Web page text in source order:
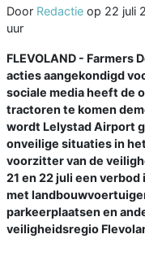
Door Redactie op 22 juli
uur
FLEVOLAND - Farmers
acties aangekondigd
sociale media heeft de
tractoren te komen
wordt Lelystad Airport
onveilige situaties in
voorzitter van de
21 en 22 juli een
met
parkeerplaatsen en
veiligheidsregio